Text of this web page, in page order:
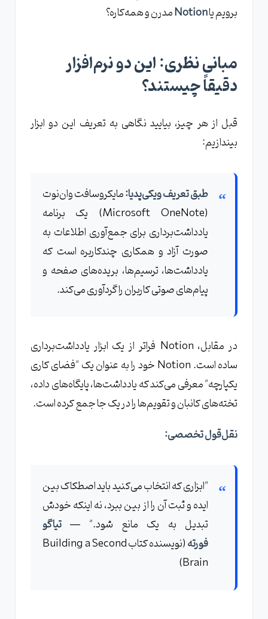
برویم یاNotionمدرن و همه‌کاره؟
مبانی نظری: این دو نرم‌افزار
دقیقاً چیستند؟
قبل از هر چیز، بیایید نگاهی به تعریف این دو ابزار
بیندازیم:
طبق تعریف ویکی‌پدیا:مایکروسافت وان‌نوت
(Microsoft OneNote) یک برنامه
یادداشت‌برداری برای جمع‌آوری اطلاعات به
صورت آزاد و همکاری چندکاربره است که
یادداشت‌ها، ترسیم‌ها، بریده‌های صفحه و
پیام‌های صوتی کاربران را گردآوری می‌کند.
در مقابل، Notion فراتر از یک ابزار یادداشت‌برداری
ساده است. Notion خود را به عنوان یک "فضای کاری
یکپارچه" معرفی می‌کند که یادداشت‌ها، پایگاه‌های داده،
تخته‌های کانبان و تقویم‌ها را در یک جا جمع کرده است.
نقل‌قول تخصصی:
"ابزاری که انتخاب می‌کنید باید اصطکاک بین
ایده و ثبت آن را از بین ببرد، نه اینکه خودش
تبدیل به یک مانع شود." — تیاگو
فورته
(نویسنده کتاب Building a Second
Brain)